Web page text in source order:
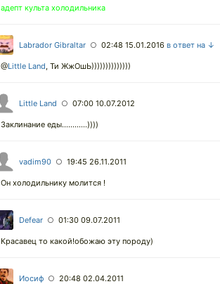
адепт культа холодильника
Labrador Gibraltar ○ 02:48 15.01.2016 в ответ на ↓
@Little Land, Ти ЖжОшЬ))))))))))))))
Little Land ○ 07:00 10.07.2012
Заклинание еды............))))
vadim90 ○ 19:45 26.11.2011
Он холодильнику молится !
Defear ○ 01:30 09.07.2011
Красавец то какой!обожаю эту породу)
Иосиф ○ 20:48 02.04.2011